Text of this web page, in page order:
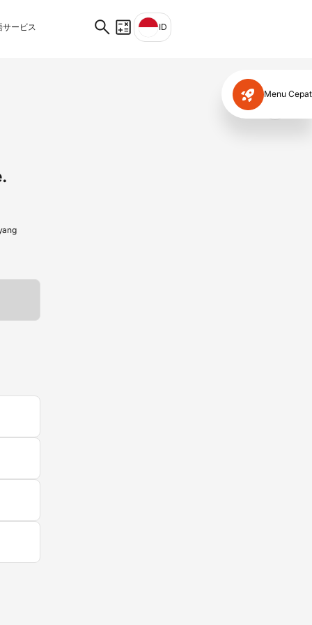
サービス ID
Menu Cepat